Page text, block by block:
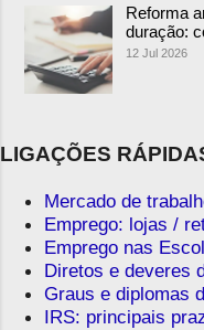
Reforma
duração:
12 Jul 2026
LIGAÇÕES
Mercado de
Emprego: lojas /
Emprego nas
Diretos e deveres
Graus e diplomas
IRS: principais